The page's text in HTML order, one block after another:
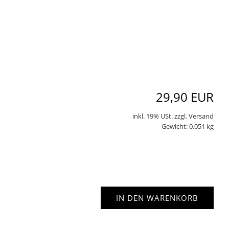
29,90 EUR
inkl. 19% USt. zzgl. Versand
Gewicht: 0.051 kg
IN DEN WARENKORB